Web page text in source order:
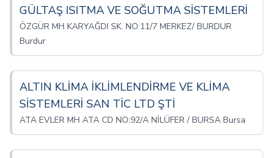
GÜLTAŞ ISITMA VE SOĞUTMA SİSTEMLERİ
ÖZGÜR MH KARYAĞDI SK. NO:11/7 MERKEZ/ BURDUR
Burdur
ALTIN KLİMA İKLİMLENDİRME VE KLİMA
SİSTEMLERİ SAN TİC LTD ŞTİ
ATA EVLER MH ATA CD NO:92/A NİLÜFER / BURSA Bursa